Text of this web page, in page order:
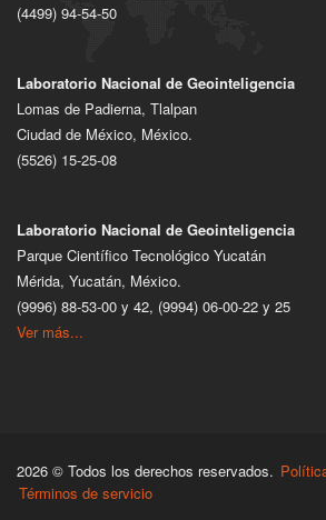
(4499) 94-54-50
Laboratorio Nacional de Geointeligencia
Lomas de Padierna, Tlalpan
Ciudad de México, México.
(5526) 15-25-08
Laboratorio Nacional de Geointeligencia
Parque Científico Tecnológico Yucatán
Mérida, Yucatán, México.
(9996) 88-53-00 y 42, (9994) 06-00-22 y 25
Ver más...
2026 © Todos los derechos reservados.
Términos de servicio